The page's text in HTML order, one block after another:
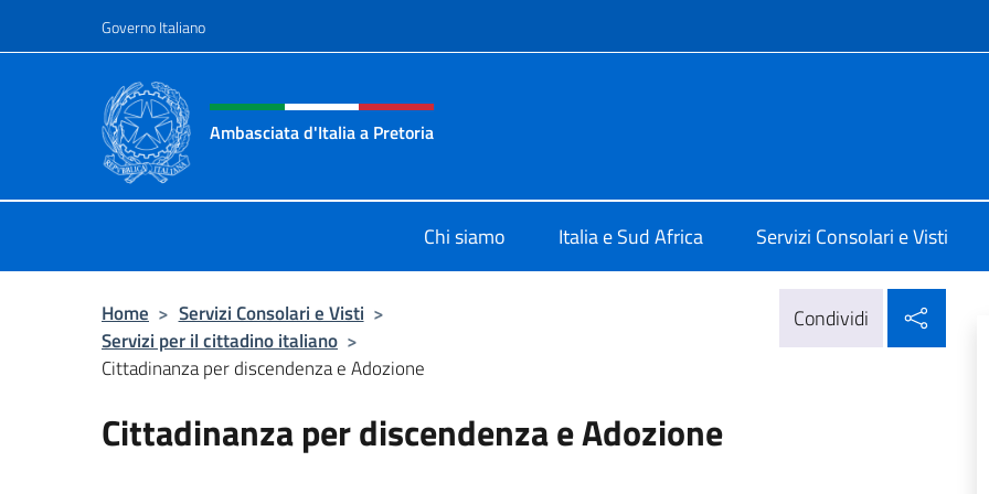
Governo Italiano
Intestazione sito, social e menù
Ambasciata d'Italia a Pretoria
Chi siamo Italia e Sud Africa Servizi Consolari e Visti
Home > Servizi Consolari e Visti >
Servizi per il cittadino italiano >
Cittadinanza per discendenza e Adozione
Condividi
Cittadinanza per discendenza e Adozione